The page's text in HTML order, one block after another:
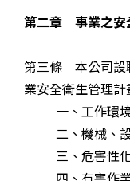
第二章 事業之安
第三條 本公司設
業安全衛生管理計
一、工作環
二、機械、
三、危害性